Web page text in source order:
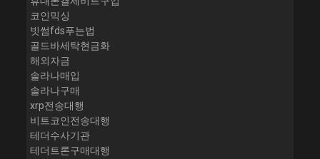
코인믹싱
빗썸fds푸는법
골드바세탁현금화
해외자금
솔라나매입
솔라나구매
xrp전송대행
비트코인전송대행
테더수사기관
테더트론구매대행